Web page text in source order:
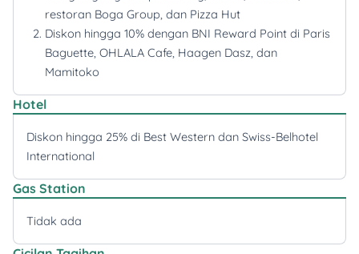
restoran Boga Group, dan Pizza Hut
Diskon hingga 10% dengan BNI Reward Point di Paris
Baguette, OHLALA Cafe, Haagen Dasz, dan
Mamitoko
Hotel
Diskon hingga 25% di Best Western dan Swiss-Belhotel
International
Gas Station
Tidak ada